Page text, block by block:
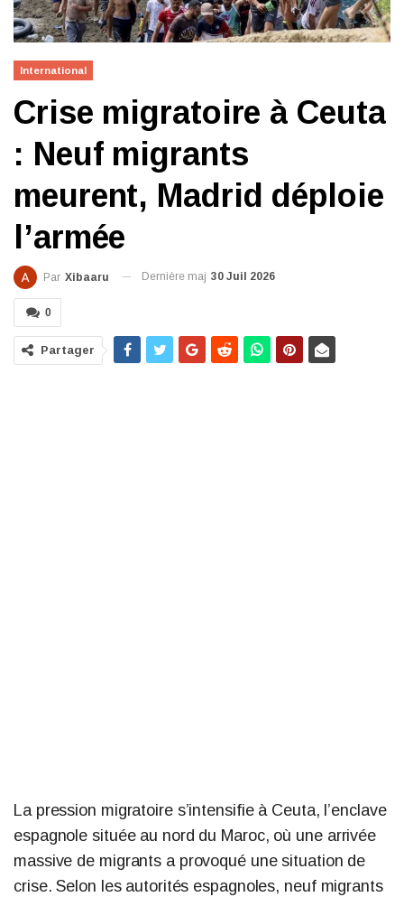
International
Crise migratoire à Ceuta
: Neuf migrants
meurent, Madrid déploie
l’armée
Par Xibaaru Dernière maj 30 Juil 2026
0
Partager
La pression migratoire s’intensifie à Ceuta, l’enclave
espagnole située au nord du Maroc, où une arrivée
massive de migrants a provoqué une situation de
crise. Selon les autorités espagnoles, neuf migrants